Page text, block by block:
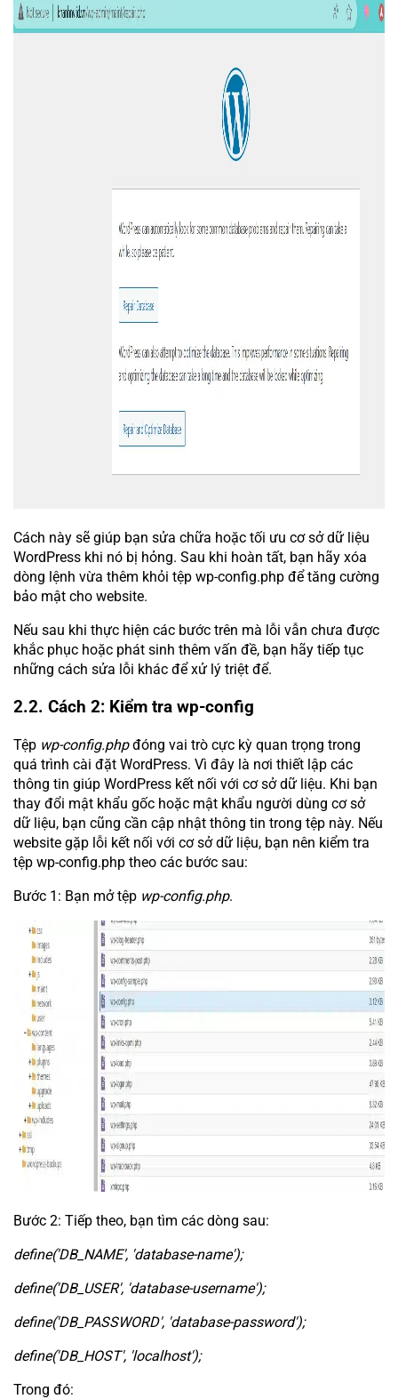
Cách này sẽ giúp bạn sửa chữa hoặc tối ưu cơ sở dữ liệu
WordPress khi nó bị hỏng. Sau khi hoàn tất, bạn hãy xóa
dòng lệnh vừa thêm khỏi tệp wp-config.php để tăng cường
bảo mật cho website.
Nếu sau khi thực hiện các bước trên mà lỗi vẫn chưa được
khắc phục hoặc phát sinh thêm vấn đề, bạn hãy tiếp tục
những cách sửa lỗi khác để xử lý triệt để.
2.2. Cách 2: Kiểm tra wp-config
Tệp wp-config.phpđóng vai trò cực kỳ quan trọng trong
quá trình cài đặt WordPress. Vì đây là nơi thiết lập các
thông tin giúp WordPress kết nối với cơ sở dữ liệu. Khi bạn
thay đổi mật khẩu gốc hoặc mật khẩu người dùng cơ sở
dữ liệu, bạn cũng cần cập nhật thông tin trong tệp này. Nếu
website gặp lỗi kết nối với cơ sở dữ liệu, bạn nên kiểm tra
tệp wp-config.php theo các bước sau:
Bước 1: Bạn mở tệp wp-config.php.
Bước 2: Tiếp theo, bạn tìm các dòng sau:
define('DB_NAME', 'database-name');
define('DB_USER', 'database-username');
define('DB_PASSWORD', 'database-password');
define('DB_HOST', 'localhost');
Trong đó: